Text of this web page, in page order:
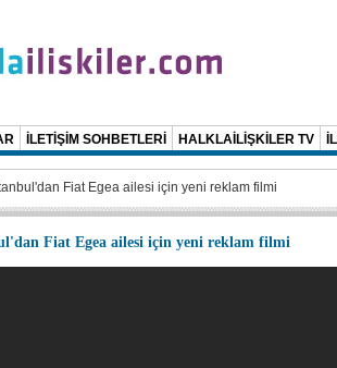
İLETİŞİM SOHBETLERİ HALKLAİLİŞKİLER TV
Fiat Egea ailesi için yeni reklam filmi
Fiat Egea ailesi için yeni reklam filmi